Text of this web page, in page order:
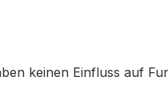
keinen Einfluss auf